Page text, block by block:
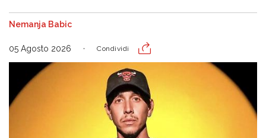
Nemanja Babic
05 Agosto 2026 Condividi